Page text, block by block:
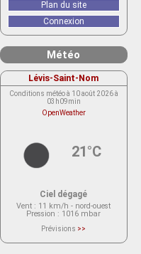
Plan du site
Connexion
Météo
Lévis-Saint-Nom
Conditions météo à 10 août 2026 à
03h09min
OpenWeather
21°C
Ciel dégagé
Vent : 11 km/h - nord-ouest
Pression : 1016 mbar
Prévisions >>
actuellement aucune prévision